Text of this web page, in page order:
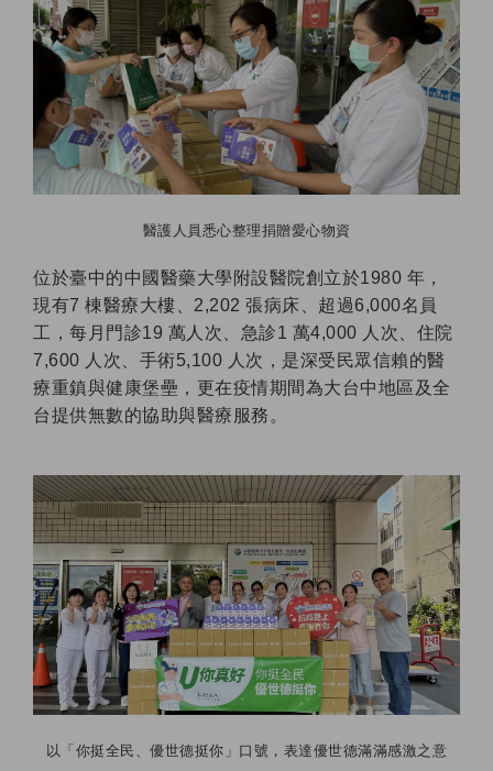
醫護人員悉心整理捐贈愛心物資
位於臺中的中國醫藥大學附設醫院創立於1980 年，
現有7 棟醫療大樓、2,202 張病床、超過6,000名員
工，每月門診19 萬人次、急診1 萬4,000 人次、住院
7,600 人次、手術5,100 人次，是深受民眾信賴的醫
療重鎮與健康堡壘，更在疫情期間為大台中地區及全
台提供無數的協助與醫療服務。
以「你挺全民、優世德挺你」口號，表達優世德滿滿感激之意